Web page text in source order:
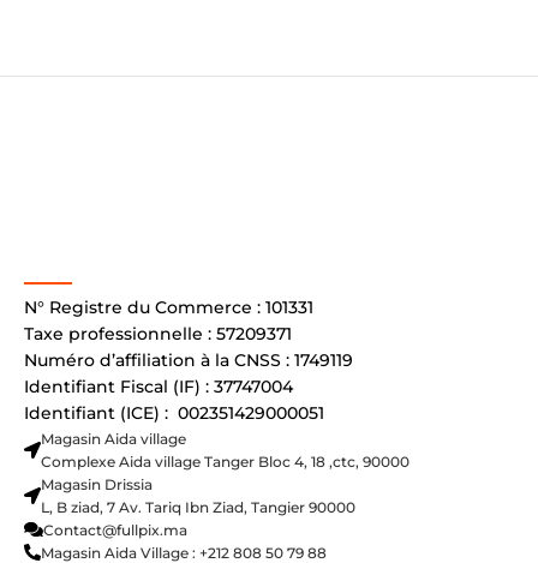
N° Registre du Commerce : 101331
Taxe professionnelle : 57209371
Numéro d’affiliation à la CNSS : 1749119
Identifiant Fiscal (IF) : 37747004
Identifiant (ICE) : 002351429000051
Magasin Aida village
Complexe Aida village Tanger Bloc 4, 18 ,ctc, 90000
Magasin Drissia
L, B ziad, 7 Av. Tariq Ibn Ziad, Tangier 90000
Contact@fullpix.ma
Magasin Aida Village : +212 808 50 79 88